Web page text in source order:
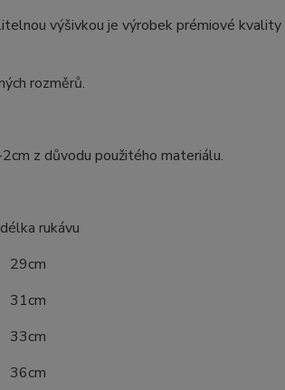
výšivkou je výrobek prémiové
rozměrů.
z důvodu použitého materiálu.